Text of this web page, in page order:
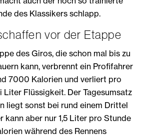
des Klassikers schlapp.
vor der Etappe
des Giros, die schon mal bis zu
kann, verbrennt ein Profifahrer
7000 Kalorien und verliert pro
Liter Flüssigkeit. Der Tagesumsatz
liegt sonst bei rund einem Drittel
kann aber nur 1,5 Liter pro Stunde
während des Rennens